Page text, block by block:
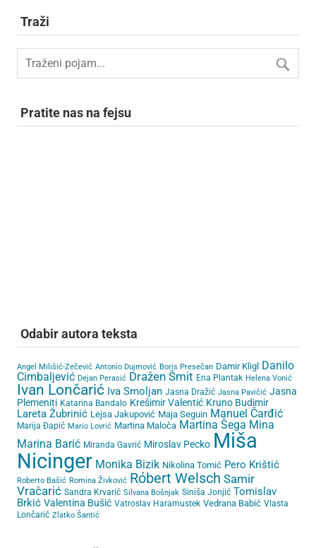
Traži
Pratite nas na fejsu
Odabir autora teksta
Angel Milišić-Zečević Antonio Dujmović Boris Presečan Damir Kligl Danilo
Cimbaljević Dejan Perasić Dražen Šmit Ena Plantak Helena Vonić
Ivan Lončarić Iva Smoljan Jasna Dražić Jasna Pavičić Jasna
Plemeniti Katarina Bandalo Krešimir Valentić Kruno Budimir
Lareta Žubrinić Lejsa Jakupović Maja Seguin Manuel Čarđić
Marija Đapić Mario Lovrić Martina Maloča Martina Šega Mina
Marina Barić Miranda Gavrić Miroslav Pecko Miša
Nicinger Monika Bizik Nikolina Tomić Pero Krištić
Roberto Bašić Romina Živković Róbert Welsch Samir
Vračarić Sandra Krvarić Silvana Bošnjak Siniša Jonjić Tomislav
Brkić Valentina Bušić Vatroslav Haramustek Vedrana Babić Vlasta
Lončarić Zlatko Šantić